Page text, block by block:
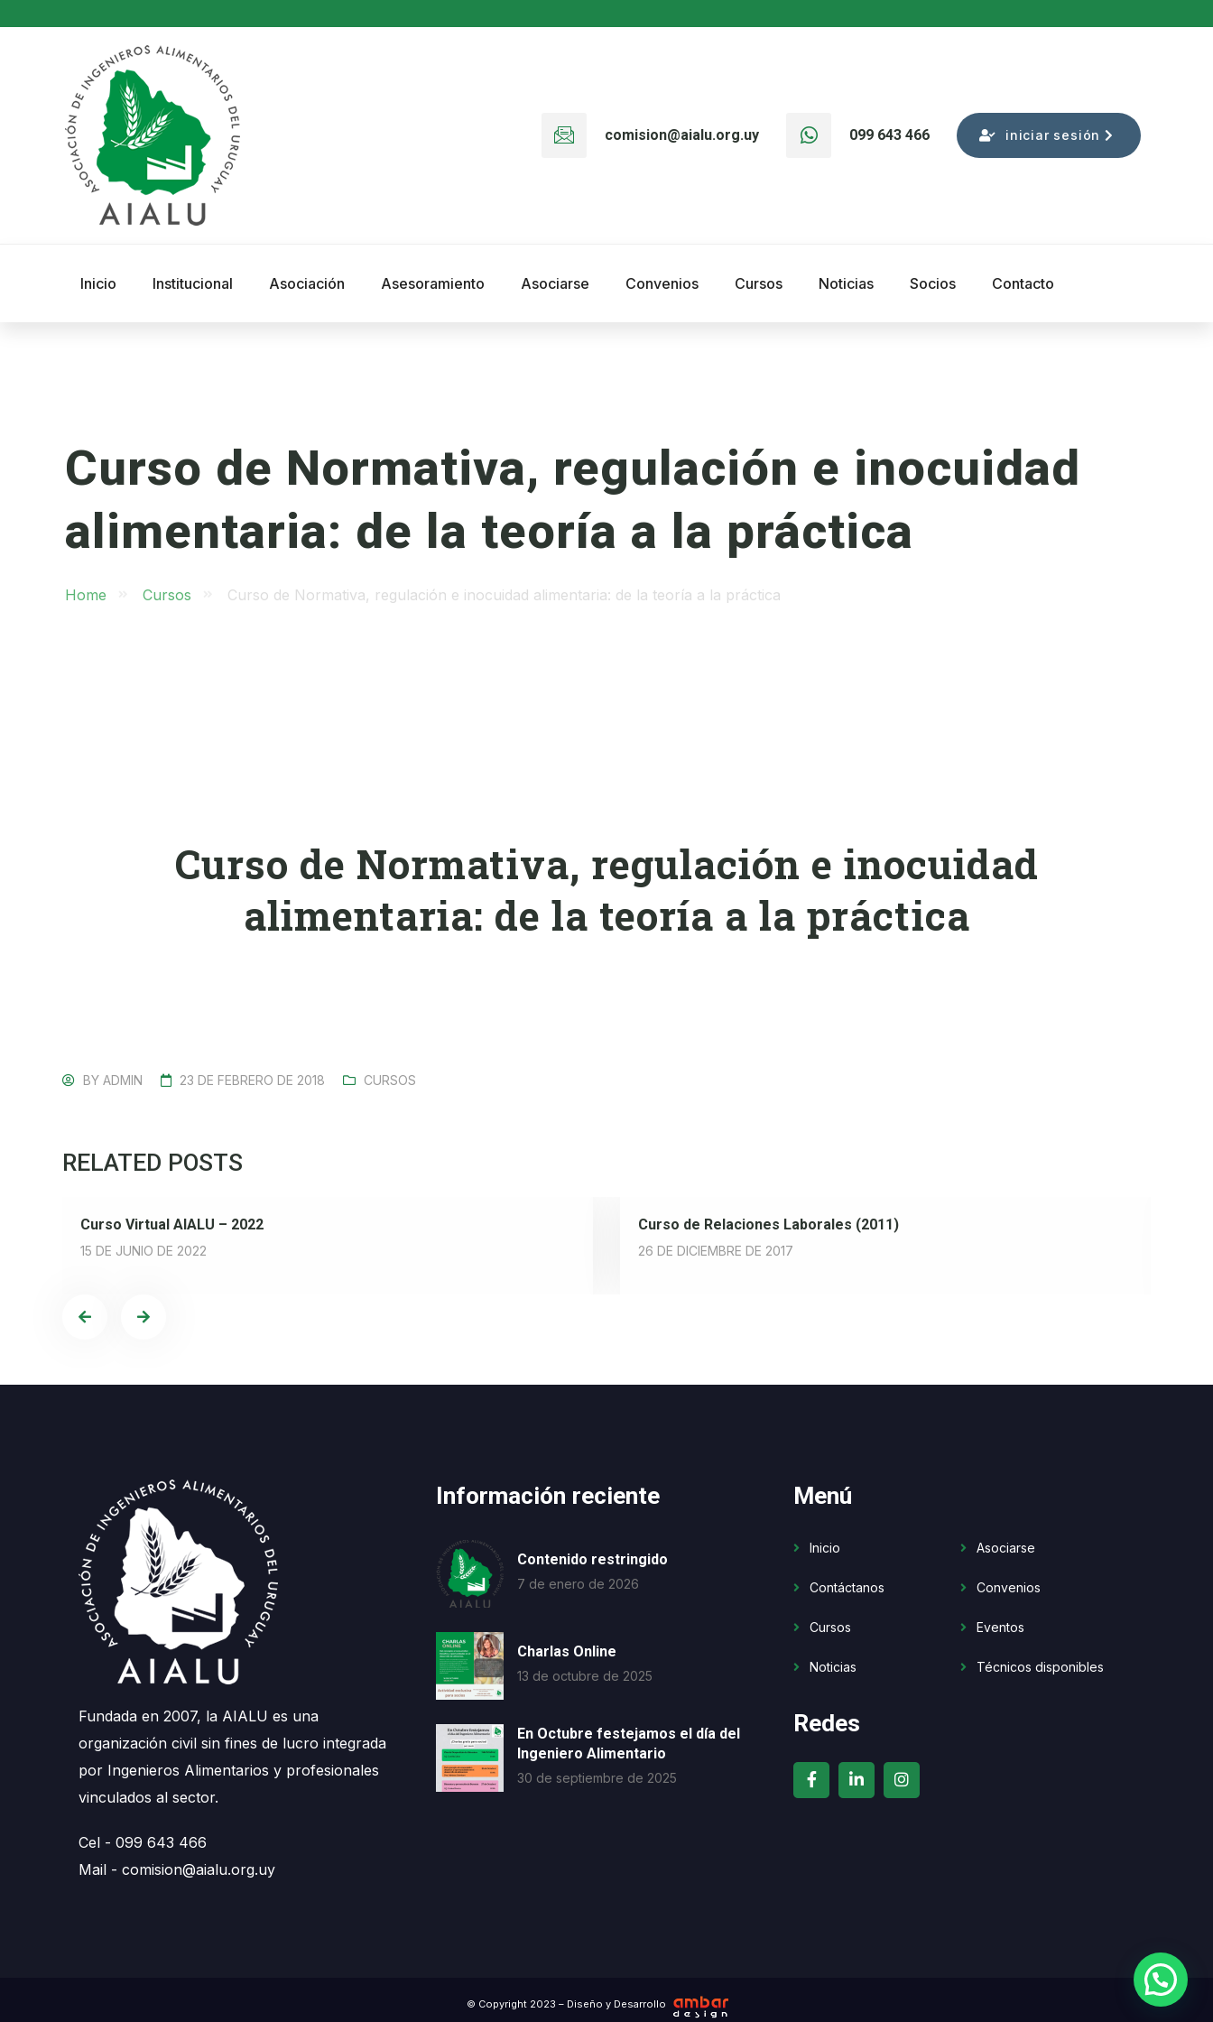
comision@aialu.org.uy 099 643 466 iniciar sesión
Inicio Institucional Asociación Asesoramiento Asociarse Convenios Cursos Noticias Socios Contacto
Curso de Normativa, regulación e inocuidad
alimentaria: de la teoría a la práctica
Home Cursos Curso de Normativa, regulación e inocuidad alimentaria: de la teoría a la práctica
Curso de Normativa, regulación e inocuidad
alimentaria: de la teoría a la práctica
BY ADMIN 23 DE FEBRERO DE 2018 CURSOS
RELATED POSTS
Curso Virtual AIALU – 2022
15 DE JUNIO DE 2022
Curso de Relaciones Laborales (2011)
26 DE DICIEMBRE DE 2017
Fundada en 2007, la AIALU es una
organización civil sin fines de lucro integrada
por Ingenieros Alimentarios y profesionales
vinculados al sector.
Cel - 099 643 466
Mail - comision@aialu.org.uy
Información reciente
Contenido restringido
7 de enero de 2026
Charlas Online
13 de octubre de 2025
En Octubre festejamos el día del
Ingeniero Alimentario
30 de septiembre de 2025
Menú
Inicio Asociarse
Contáctanos Convenios
Cursos Eventos
Noticias Técnicos disponibles
Redes
© Copyright 2023 – Diseño y Desarrollo